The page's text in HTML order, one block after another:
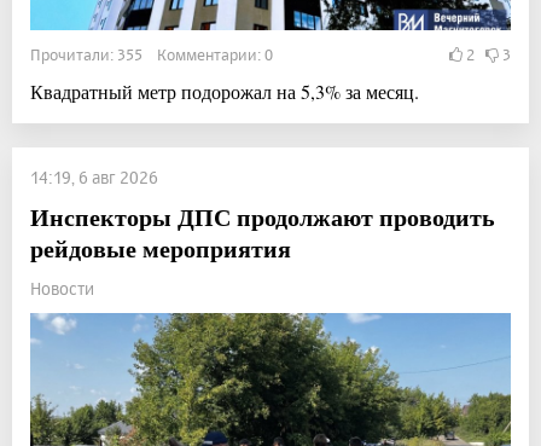
Прочитали: 355 Комментарии: 0 2 3
Квадратный метр подорожал на 5,3% за месяц.
14:19, 6 авг 2026
Инспекторы ДПС продолжают проводить
рейдовые мероприятия
Новости